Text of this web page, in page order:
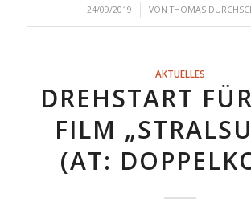
24/09/2019
/ VONTHOMAS
AKTUELLES
DREHSTART
FILM
(AT: